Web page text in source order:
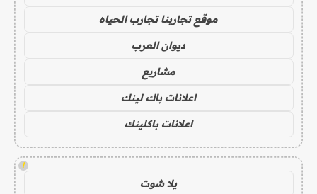
موقع تجاربنا تجارب الحياه
ديوان العرب
مشاريع
اعلانات باك لينك
اعلانات باكلينك
!
يلا شوت